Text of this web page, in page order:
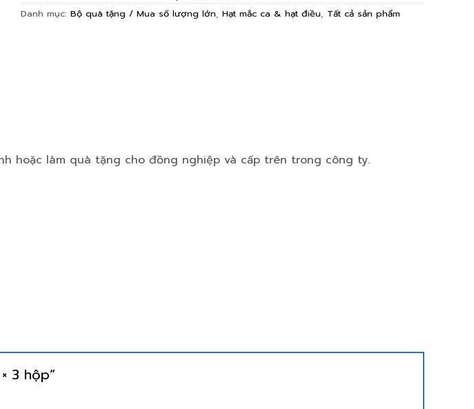
Danh mục: Bộ quà tặng / Mua số lượng lớn, Hạt mắc ca & hạt điều, Tất cả sản phẩm
hoặc làm quà tặng cho đồng nghiệp và cấp trên trong công ty.
3 hộp”